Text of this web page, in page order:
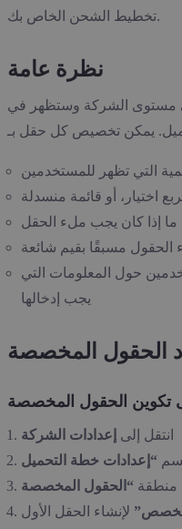
تخطيط الشحن الخاص بك.
نظرة عامة
مستوى الشركة وستظهر في
التي تظهر للمستخدمين
اختيار، أو قائمة منسدلة
ما إذا كان يجب ملء الحقل
الحقول مسبقًا بقيم شائعة
حول المعلومات التي
يجب إدخالها
الحقول المخصصة
تكوين الحقول المخصصة
انتقل إلى إعدادات الشركة
منطقة
لإنشاء الحقل الأول